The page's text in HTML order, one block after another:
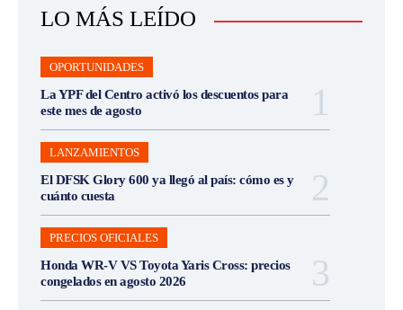
LO MÁS LEÍDO
OPORTUNIDADES
La YPF del Centro activó los descuentos para
este mes de agosto
LANZAMIENTOS
El DFSK Glory 600 ya llegó al país: cómo es y
cuánto cuesta
PRECIOS OFICIALES
Honda WR-V VS Toyota Yaris Cross: precios
congelados en agosto 2026